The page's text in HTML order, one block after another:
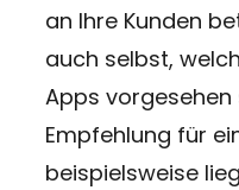
an Ihre Kunden
auch selbst,
Apps vorgesehen
Empfehlung für
beispielsweise